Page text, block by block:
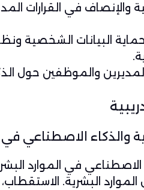
والإنصاف في القرارات
البيانات الشخصية
والموظفين حول
والذكاء الاصطناعي
الاصطناعي في الموارد
البشرية.